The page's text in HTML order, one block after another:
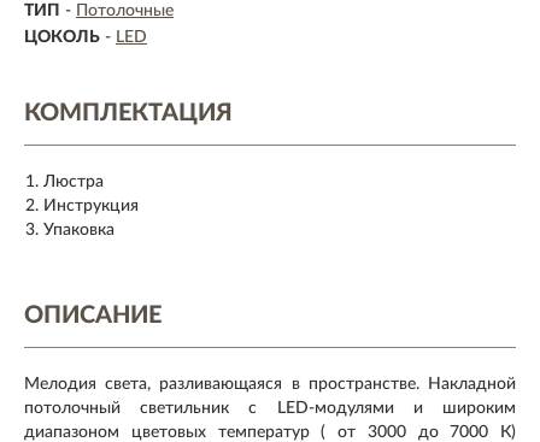
ТИП - Потолочные
ЦОКОЛЬ - LED
КОМПЛЕКТАЦИЯ
Люстра
Инструкция
Упаковка
ОПИСАНИЕ
Мелодия света, разливающаяся в пространстве. Накладной
потолочный светильник с LED-модулями и широким
диапазоном цветовых температур ( от 3000 до 7000 К)